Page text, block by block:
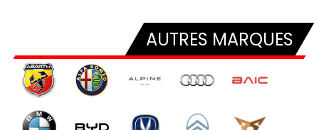
AUTRES MARQUES